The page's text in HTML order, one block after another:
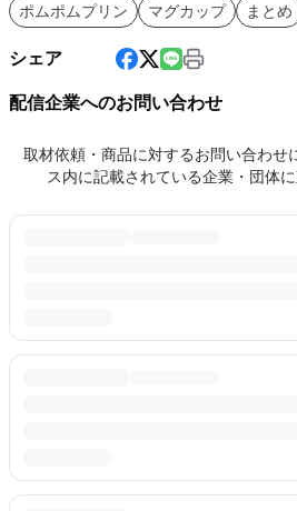
ポムポムプリン
マグカップ まとめ
シェア
配信企業へのお問い合わせ
取材依頼・商品に対するお問い合わせ
ス内に記載されている企業・団体